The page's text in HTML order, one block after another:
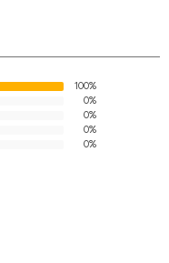
100%
0%
0%
0%
0%